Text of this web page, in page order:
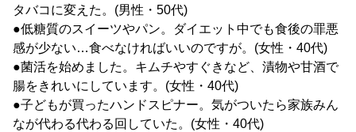
タバコに変えた。(男性・50代)
●低糖質のスイーツやパン。ダイエット中でも食後の罪悪
感が少ない…食べなければいいのですが。(女性・40代)
●菌活を始めました。キムチやすぐきなど、漬物や甘酒で
腸をきれいにしています。(女性・40代)
●子どもが買ったハンドスピナー。気がついたら家族みん
なが代わる代わる回していた。(女性・40代)